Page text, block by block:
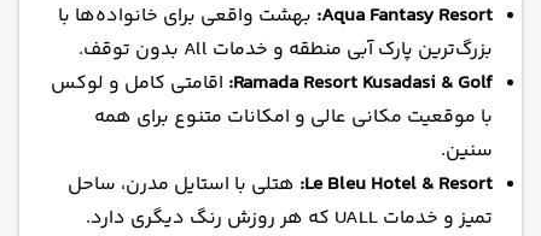
Aqua Fantasy Resort: بهشت واقعی برای خانواده‌ها با
بزرگ‌ترین پارک آبی منطقه و خدمات All بدون توقف.
Ramada Resort Kusadasi & Golf: اقامتی کامل و لوکس
با موقعیت مکانی عالی و امکانات متنوع برای همه
سنین.
Le Bleu Hotel & Resort: هتلی با استایل مدرن، ساحل
تمیز و خدمات UALL که هر روزش رنگ دیگری دارد.